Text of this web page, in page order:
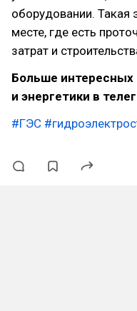
оборудовании. Такая
месте, где есть
затрат и
Больше интересных
и энергетики в
#ГЭС